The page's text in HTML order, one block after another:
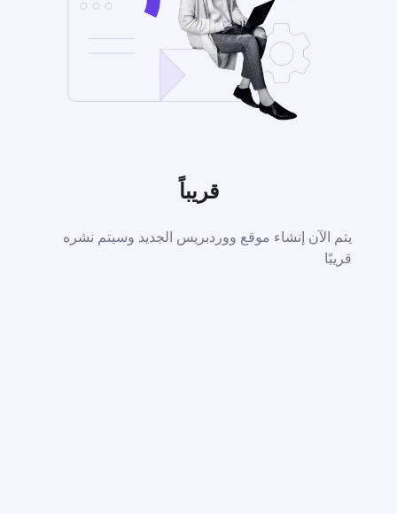
قريباً
يتم الآن إنشاء موقع ووردبريس الجديد وسيتم نشره
قريبًا